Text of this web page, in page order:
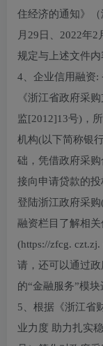
住经济的通知》
月29日、2022年
规定与上述文件内
4、企业信用融资:
《浙江省政府采
监[2012]13号)，
机构(以下简称银
础，凭借政府采
接向申请贷款的
登陆浙江政府采
融资栏目了解相
(https://zfcg.
请，还可以通过
的“金融服务”模块
5、根据《浙江省
业力度 助力扎实